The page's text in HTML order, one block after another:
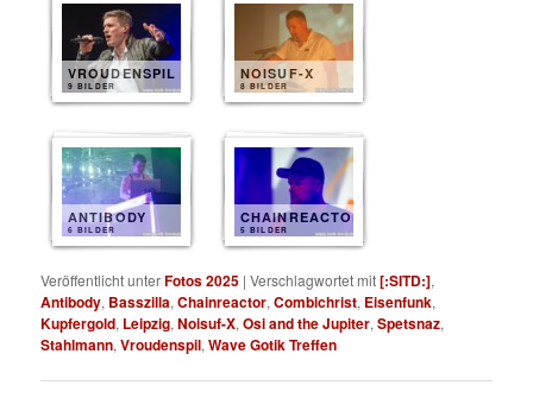
VROUDENSPIL
9 BILDER
NOISUF-X
8 BILDER
ANTIBODY
6 BILDER
CHAINREACTOR
5 BILDER
Veröffentlicht unterFotos 2025 |Verschlagwortet mit[:SITD:],
Antibody, Basszilla,Chainreactor,Combichrist, Eisenfunk,
Kupfergold, Leipzig,Noisuf-X,Osi and the Jupiter,Spetsnaz,
Stahlmann,Vroudenspil,Wave Gotik Treffen